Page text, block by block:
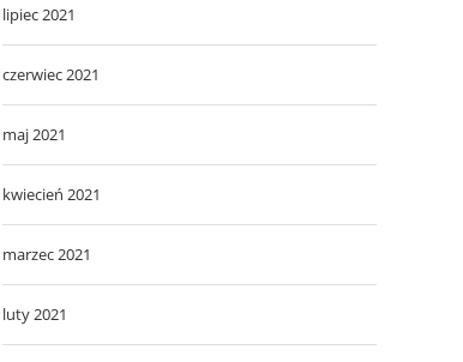
lipiec 2021
czerwiec 2021
maj 2021
kwiecień 2021
marzec 2021
luty 2021